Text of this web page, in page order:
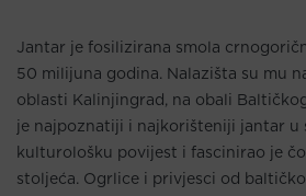
Jantar je fosilizirana smola
50 milijuna godina. Nalazišta su mu
oblasti Kalinjingrad, na obali
je najpoznatiji i najkorišteniji jantar u
kulturološku povijest i fascinirao je
stoljeća. Ogrlice i privjesci od